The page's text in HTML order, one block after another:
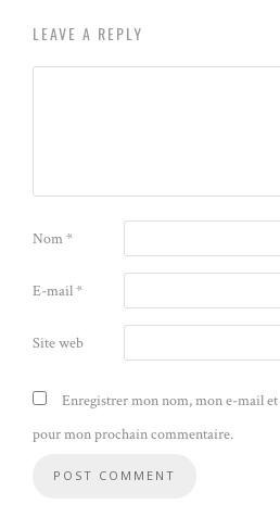
LEAVE A REPLY
Nom*
E-mail*
Site web
Enregistrer mon nom, mon e-mail
pour mon prochain commentaire.